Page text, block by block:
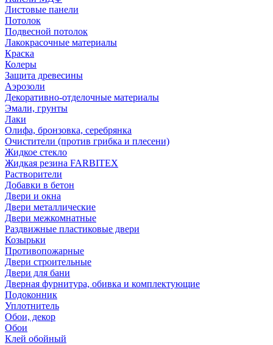
Листовые панели
Потолок
Подвесной потолок
Лакокрасочные материалы
Краска
Колеры
Защита древесины
Аэрозоли
Декоративно-отделочные материалы
Эмали, грунты
Лаки
Олифа, бронзовка, серебрянка
Очистители (против грибка и плесени)
Жидкое стекло
Жидкая резина FARBITEX
Растворители
Добавки в бетон
Двери и окна
Двери металлические
Двери межкомнатные
Раздвижные пластиковые двери
Козырьки
Противопожарные
Двери строительные
Двери для бани
Дверная фурнитура, обивка и комплектующие
Подоконник
Уплотнитель
Обои, декор
Обои
Клей обойный